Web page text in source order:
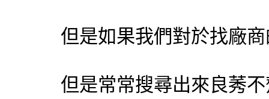
但是如果我們對於找廠
但是常常搜尋出來良莠